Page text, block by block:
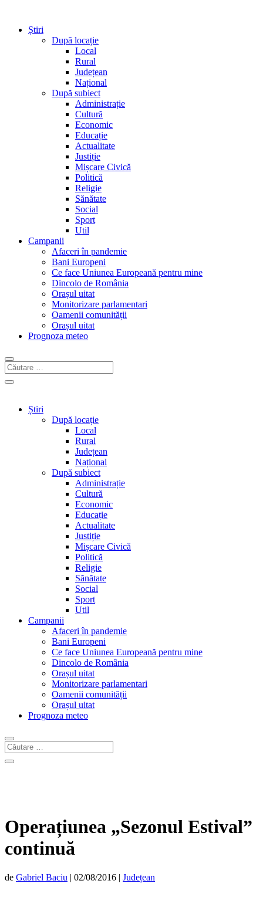
Știri
După locație
Local
Rural
Județean
Național
După subiect
Administrație
Cultură
Economic
Educație
Actualitate
Justiție
Mișcare Civică
Politică
Religie
Sănătate
Social
Sport
Util
Campanii
Afaceri în pandemie
Bani Europeni
Ce face Uniunea Europeană pentru mine
Dincolo de România
Orașul uitat
Monitorizare parlamentari
Oamenii comunității
Orașul uitat
Prognoza meteo
Știri
După locație
Local
Rural
Județean
Național
După subiect
Administrație
Cultură
Economic
Educație
Actualitate
Justiție
Mișcare Civică
Politică
Religie
Sănătate
Social
Sport
Util
Campanii
Afaceri în pandemie
Bani Europeni
Ce face Uniunea Europeană pentru mine
Dincolo de România
Orașul uitat
Monitorizare parlamentari
Oamenii comunității
Orașul uitat
Prognoza meteo
Operațiunea „Sezonul Estival”
continuă
de Gabriel Baciu | 02/08/2016 | Județean